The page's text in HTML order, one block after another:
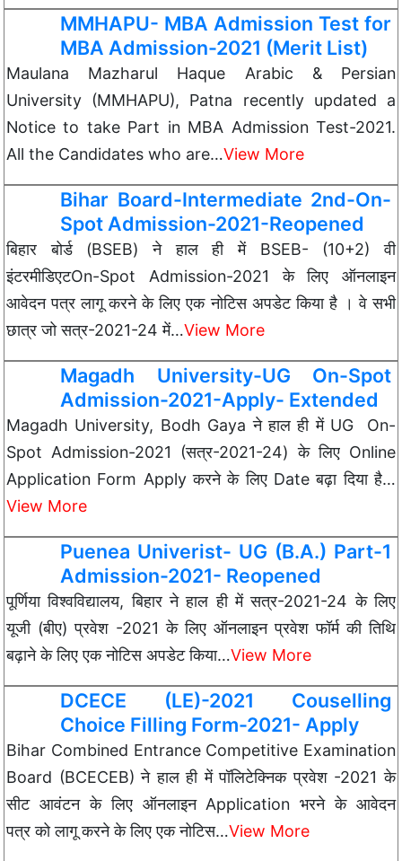
MMHAPU- MBA Admission Test for
MBA Admission-2021 (Merit List)
Maulana Mazharul Haque Arabic & Persian
University (MMHAPU), Patna recently updated a
Notice to take Part in MBA Admission Test-2021.
All the Candidates who are…View More
Bihar Board-Intermediate 2nd-On-
Spot Admission-2021-Reopened
बिहार बोर्ड (BSEB) ने हाल ही में BSEB- (10+2) वी
इंटरमीडिएटOn-Spot Admission-2021 के लिए ऑनलाइन
आवेदन पत्र लागू करने के लिए एक नोटिस अपडेट किया है । वे सभी
छात्र जो सत्र-2021-24 में…View More
Magadh University-UG On-Spot
Admission-2021-Apply- Extended
Magadh University, Bodh Gaya ने हाल ही में UG On-
Spot Admission-2021 (सत्र-2021-24) के लिए Online
Application Form Apply करने के लिए Date बढ़ा दिया है…
View More
Puenea Univerist- UG (B.A.) Part-1
Admission-2021- Reopened
पूर्णिया विश्वविद्यालय, बिहार ने हाल ही में सत्र-2021-24 के लिए
यूजी (बीए) प्रवेश -2021 के लिए ऑनलाइन प्रवेश फॉर्म की तिथि
बढ़ाने के लिए एक नोटिस अपडेट किया…View More
DCECE (LE)-2021 Couselling
Choice Filling Form-2021- Apply
Bihar Combined Entrance Competitive Examination
Board (BCECEB) ने हाल ही में पॉलिटेक्निक प्रवेश -2021 के
सीट आवंटन के लिए ऑनलाइन Application भरने के आवेदन
पत्र को लागू करने के लिए एक नोटिस…View More